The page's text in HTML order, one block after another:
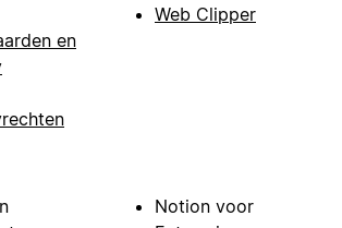
en
Web Clipper
Notion voor